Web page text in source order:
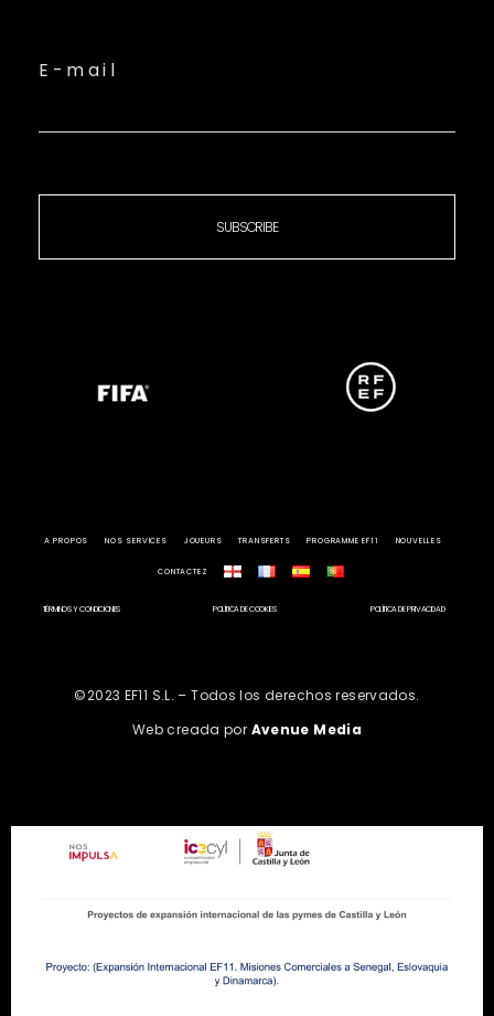
E-mail
SUBSCRIBE
A PROPOS NOS SERVICES JOUEURS TRANSFERTS PROGRAMME EF11 NOUVELLES
CONTACTEZ
TÉRMINOS Y CONDICIONES POLÍTICA DE COOKIES POLÍTICA DE PRIVACIDAD
©2023 EF11 S.L. – Todos los derechos reservados.
Web creada por Avenue Media